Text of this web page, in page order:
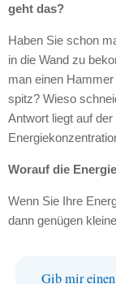
geht das?
Haben Sie schon
in die Wand zu
man einen
spitz? Wieso
Antwort liegt auf
Worauf die
Wenn Sie Ihre
dann genügen
Gib mir